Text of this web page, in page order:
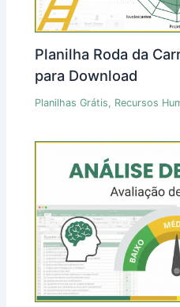
Planilha Roda da
para Download
Planilhas Grátis, Recursos